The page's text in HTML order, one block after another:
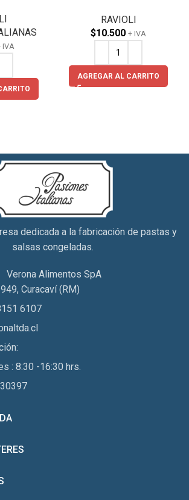
IVA
RAVIOLI
$10.500 + IVA
AGREGAR AL CARRITO
dedicada a la fabricación de pastas y
salsas congeladas.
Verona Alimentos SpA
Curacaví (RM)
6107
: 8:30 -16:30 hrs.